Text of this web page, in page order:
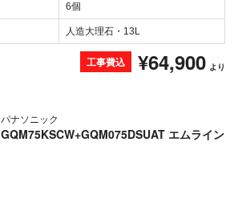
6個
人造大理石・13L
工事費込 ¥64,900 より
パナソニック
GQM75KSCW+GQM075DSUAT エムライン